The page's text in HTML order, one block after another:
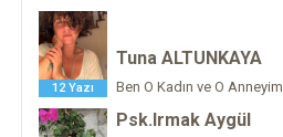
12 Yazı
Tuna ALTUNKAYA
Ben O Kadın ve O Anneyim
Psk.Irmak Aygül